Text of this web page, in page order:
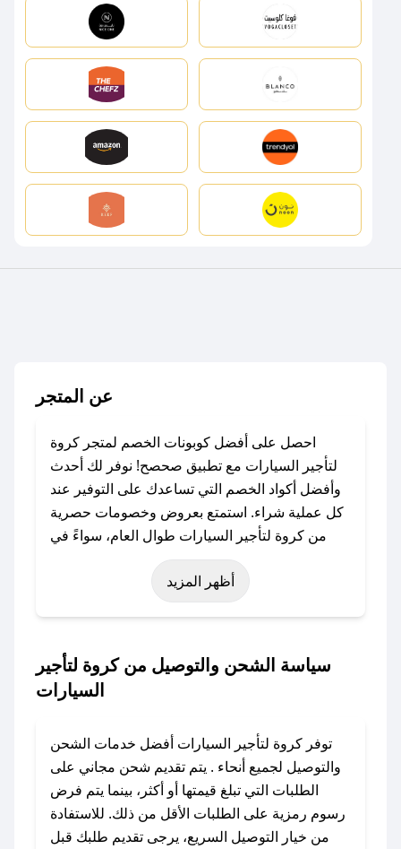
عن المتجر
احصل على أفضل كوبونات الخصم لمتجر كروة
لتأجير السيارات مع تطبيق صحصح! نوفر لك أحدث
وأفضل أكواد الخصم التي تساعدك على التوفير عند
كل عملية شراء. استمتع بعروض وخصومات حصرية
من كروة لتأجير السيارات طوال العام، سواءً في
المناسبات مثل عيد الفطر، عيد الأضحى، الجمعة
البيضاء (شهر نوفمبر)، رمضان، اليوم الوطني، يوم
التأسيس، أو حتى عروض خاصة أخرى.
### كيف تحصل على كود خصم من كروة لتأجير
السيارات؟
باستخدام تطبيق صحصح، يمكنك العثور بسهولة على
توفر الكوبون، تواصل معنا عبر تويتر أو البريد
الإلكتروني لإضافته بسرعة.
### كيفية استخدام كود خصم كروة لتأجير
السيارات؟
أظهر المزيد
سياسة الشحن والتوصيل من كروة لتأجير
السيارات
توفر كروة لتأجير السيارات أفضل خدمات الشحن
والتوصيل لجميع أنحاء . يتم تقديم شحن مجاني على
الطلبات التي تبلغ قيمتها أو أكثر، بينما يتم فرض
رسوم رمزية على الطلبات الأقل من ذلك. للاستفادة
من خيار التوصيل السريع، يرجى تقديم طلبك قبل